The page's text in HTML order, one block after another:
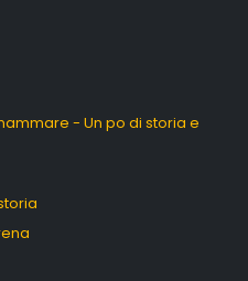
- Un po di storia e